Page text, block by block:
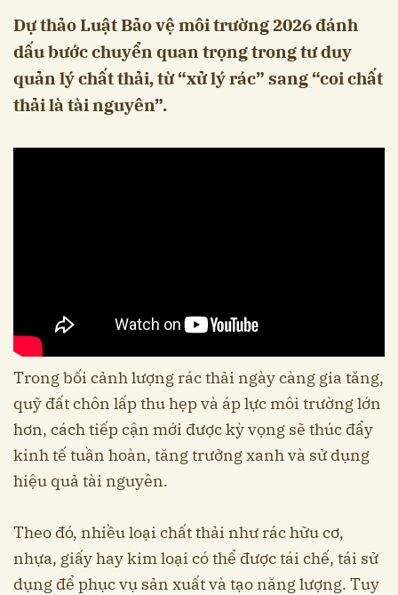
Dự thảo Luật Bảo vệ môi trường 2026 đánh
dấu bước chuyển quan trọng trong tư duy
quản lý chất thải, từ “xử lý rác” sang “coi chất
thải là tài nguyên”.
Trong bối cảnh lượng rác thải ngày càng gia tăng,
quỹ đất chôn lấp thu hẹp và áp lực môi trường lớn
hơn, cách tiếp cận mới được kỳ vọng sẽ thúc đẩy
kinh tế tuần hoàn, tăng trưởng xanh và sử dụng
hiệu quả tài nguyên.
Theo đó, nhiều loại chất thải như rác hữu cơ,
nhựa, giấy hay kim loại có thể được tái chế, tái sử
dụng để phục vụ sản xuất và tạo năng lượng. Tuy